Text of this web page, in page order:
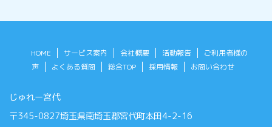
HOME サービス案内 会社概要 活動報告
ご利用者様の
声
よくある質問 総合TOP 採用情報 お問い合わせ
じゅれー宮代
〒345-0827埼玉県南埼玉郡宮代町本田4-2-16